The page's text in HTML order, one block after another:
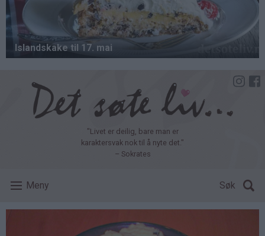
"Livet er deilig, bare man er
karaktersvak nok til å nyte det."
– Sokrates
Meny Søk